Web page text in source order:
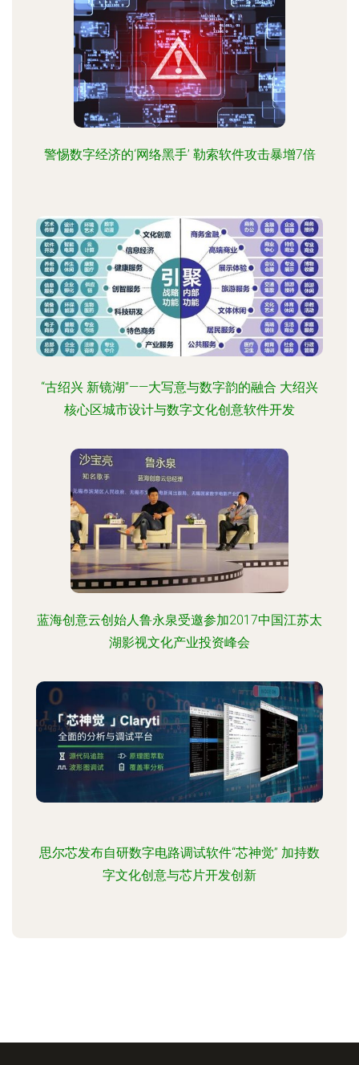
警惕数字经济的‘网络黑手’ 勒索软件攻击暴增7倍
“古绍兴 新镜湖”——大写意与数字韵的融合 大绍兴
核心区城市设计与数字文化创意软件开发
蓝海创意云创始人鲁永泉受邀参加2017中国江苏太
湖影视文化产业投资峰会
思尔芯发布自研数字电路调试软件“芯神觉” 加持数
字文化创意与芯片开发创新